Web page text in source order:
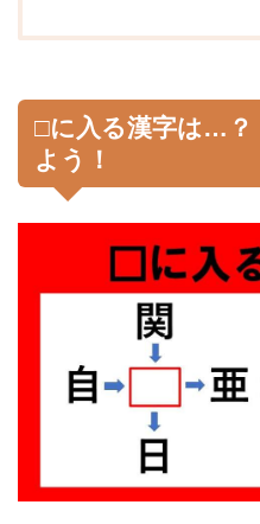
□に入る漢字は…？
よう！